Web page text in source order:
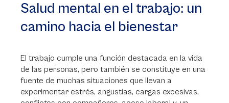
Salud mental en el trabajo: un
camino hacia el bienestar
El trabajo cumple una función destacada en la vida
de las personas, pero también se constituye en una
fuente de muchas situaciones que llevan a
experimentar estrés, angustias, cargas excesivas,